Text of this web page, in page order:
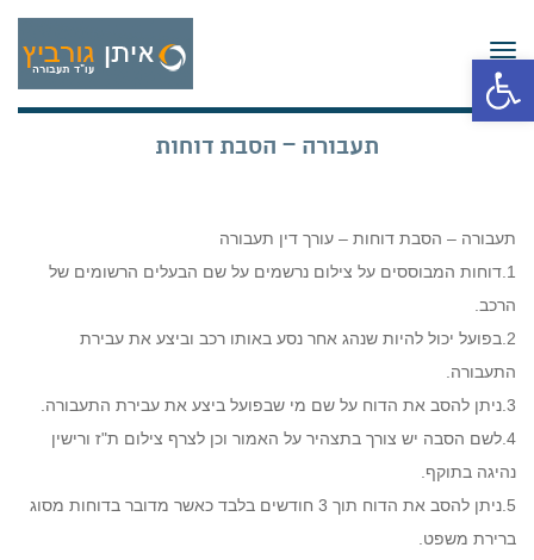
פתח סרגל נגישות
תפריט
תעבורה – הסבת דוחות
תעבורה – הסבת דוחות – עורך דין תעבורה
1.דוחות המבוססים על צילום נרשמים על שם הבעלים הרשומים של
הרכב.
2.בפועל יכול להיות שנהג אחר נסע באותו רכב וביצע את עבירת
התעבורה.
3.ניתן להסב את הדוח על שם מי שבפועל ביצע את עבירת התעבורה.
4.לשם הסבה יש צורך בתצהיר על האמור וכן לצרף צילום ת"ז ורישין
נהיגה בתוקף.
5.ניתן להסב את הדוח תוך 3 חודשים בלבד כאשר מדובר בדוחות מסוג
ברירת משפט.